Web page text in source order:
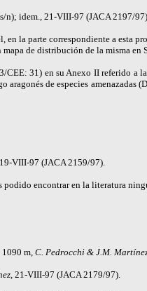
n); idem., 21-VIII-97 (JACA 2197/
en la parte correspondiente a esta
de distribución de la misma
CEE: 31) en su Anexo II referido a
aragonés de especies
VIII-97 (JACA 2159/97).
podido encontrar en la literatura
m, C. Pedrocchi & J.M.
21-VIII-97 (JACA 2179/97).